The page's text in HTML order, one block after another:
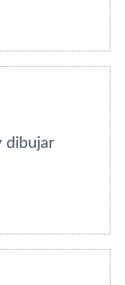
dibujar